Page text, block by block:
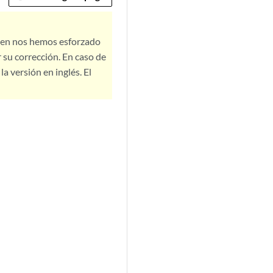
nos hemos esforzado
corrección. En caso de
versión en inglés. El